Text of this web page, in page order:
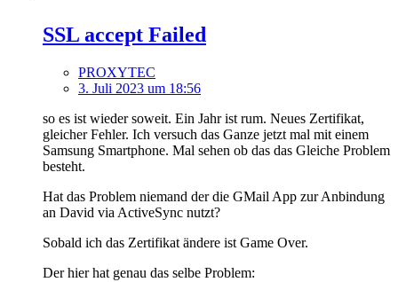
SSL accept Failed
PROXYTEC
3. Juli 2023 um 18:56
so es ist wieder soweit. Ein Jahr ist rum. Neues Zertifikat,
gleicher Fehler. Ich versuch das Ganze jetzt mal mit einem
Samsung Smartphone. Mal sehen ob das das Gleiche Problem
besteht.
Hat das Problem niemand der die GMail App zur Anbindung
an David via ActiveSync nutzt?
Sobald ich das Zertifikat ändere ist Game Over.
Der hier hat genau das selbe Problem: